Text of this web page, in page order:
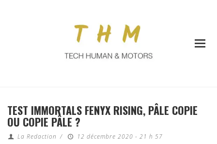
TEST IMMORTALS FENYX RISING, PÂLE COPIE
OU COPIE PÂLE ?
La Redaction / 12 décembre 2020 - 21 h 57